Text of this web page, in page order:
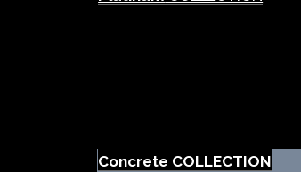
Concrete COLLECTION